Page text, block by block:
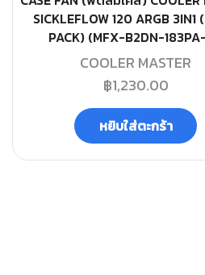
SICKLEFLOW 120 ARGB 3IN1
PACK) (MFX-B2DN-
COOLER MASTER
฿1,230.00
หยิบใส่ตะกร้า